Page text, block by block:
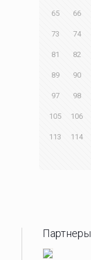
65 66
73 74
81 82
89 90
97 98
105 106
113 114
Партнеры